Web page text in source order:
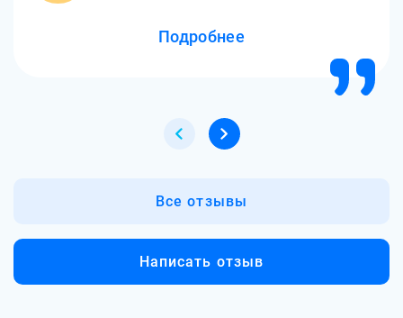
Подробнее
Все отзывы
Написать отзыв